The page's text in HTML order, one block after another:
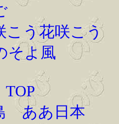
こう花咲こう
そよ風
TOP
ああ日本